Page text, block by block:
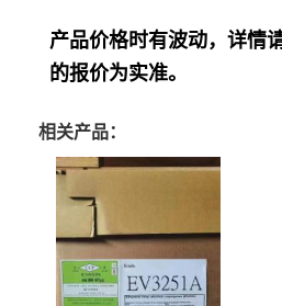
产品价格时有波动，详情
的报价为实准。
相关产品：